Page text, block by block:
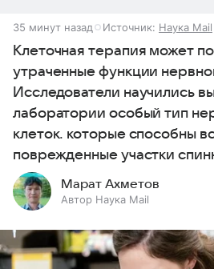
35 минут назад Источник: Наука Mail
Клеточная терапия может
утраченные функции
Исследователи научились
лаборатории особый тип
клеток. которые способны
поврежденные участки
Марат Ахметов
Автор Наука Mail